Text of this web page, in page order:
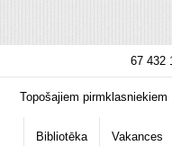
content
67 432
Topošajiem pirmklasniekiem
Bibliotēka Vakances